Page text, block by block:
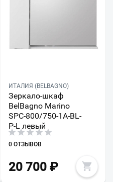
ИТАЛИЯ (BELBAGNO)
Зеркало-шкаф
BelBagno Marino
SPC-800/750-1A-BL-
P-L левый
0 ОТЗЫВОВ
20 700₽